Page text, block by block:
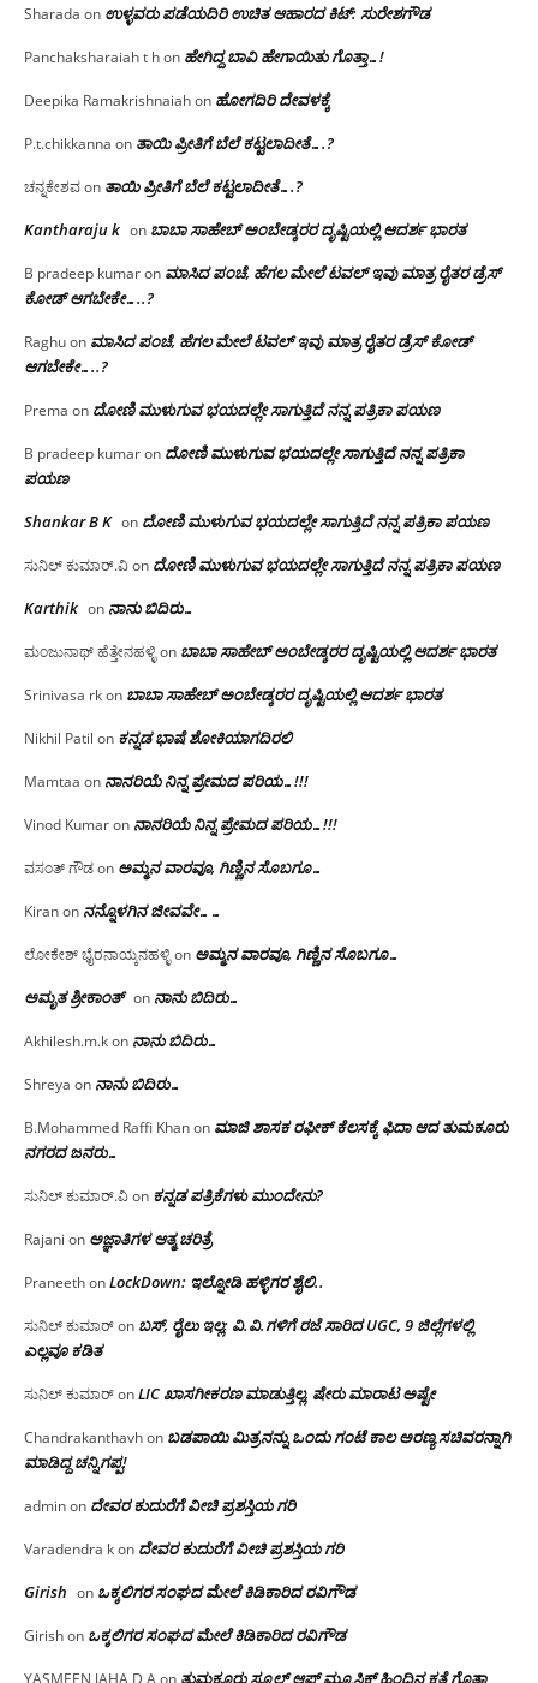
Sharada on ಉಳ್ಳವರು ಪಡೆಯದಿರಿ ಉಚಿತ ಆಹಾರದ ಕಿಟ್: ಸುರೇಶಗೌಡ
Panchaksharaiah t hon ಹೇಗಿದ್ದ ಬಾವಿ ಹೇಗಾಯಿತು ಗೊತ್ತಾ…!
Deepika Ramakrishnaiahon ಹೋಗದಿರಿ ದೇವಳಕ್ಕೆ
P.t.chikkanna on ತಾಯಿ ಪ್ರೀತಿಗೆ ಬೆಲೆ ಕಟ್ಟಲಾದೀತೆ….?
ಚನ್ನಕೇಶವon ತಾಯಿ ಪ್ರೀತಿಗೆ ಬೆಲೆ ಕಟ್ಟಲಾದೀತೆ….?
Kantharaju k on ಬಾಬಾ ಸಾಹೇಬ್ ಅಂಬೇಡ್ಕರರ ದೃಷ್ಟಿಯಲ್ಲಿ ಆದರ್ಶ ಭಾರತ
B pradeep kumaron ಮಾಸಿದ ಪಂಚೆ, ಹೆಗಲ ಮೇಲೆ ಟವಲ್‌ ಇವು ಮಾತ್ರ ರೈತರ ಡ್ರೆಸ್‌
ಕೋಡ್ ಆಗಬೇಕೇ…..?‌
Raghuon ಮಾಸಿದ ಪಂಚೆ, ಹೆಗಲ ಮೇಲೆ ಟವಲ್‌ ಇವು ಮಾತ್ರ ರೈತರ ಡ್ರೆಸ್‌ ಕೋಡ್
ಆಗಬೇಕೇ…..?‌
Prema on ದೋಣಿ ಮುಳುಗುವ ಭಯದಲ್ಲೇ ಸಾಗುತ್ತಿದೆ ನನ್ನ ಪತ್ರಿಕಾ ಪಯಣ
B pradeep kumaron ದೋಣಿ ಮುಳುಗುವ ಭಯದಲ್ಲೇ ಸಾಗುತ್ತಿದೆ ನನ್ನ ಪತ್ರಿಕಾ
ಪಯಣ
Shankar B K on ದೋಣಿ ಮುಳುಗುವ ಭಯದಲ್ಲೇ ಸಾಗುತ್ತಿದೆ ನನ್ನ ಪತ್ರಿಕಾ ಪಯಣ
ಸುನಿಲ್ ಕುಮಾರ್.ವಿon ದೋಣಿ ಮುಳುಗುವ ಭಯದಲ್ಲೇ ಸಾಗುತ್ತಿದೆ ನನ್ನ ಪತ್ರಿಕಾ ಪಯಣ
Karthik on ನಾನು ಬಿದಿರು…
ಮಂಜುನಾಥ್ ಹೆತ್ತೇನಹಳ್ಳಿon ಬಾಬಾ ಸಾಹೇಬ್ ಅಂಬೇಡ್ಕರರ ದೃಷ್ಟಿಯಲ್ಲಿ ಆದರ್ಶ ಭಾರತ
Srinivasa rkon ಬಾಬಾ ಸಾಹೇಬ್ ಅಂಬೇಡ್ಕರರ ದೃಷ್ಟಿಯಲ್ಲಿ ಆದರ್ಶ ಭಾರತ
Nikhil Patil on ಕನ್ನಡ ಭಾಷೆ ಶೋಕಿಯಾಗದಿರಲಿ
Mamtaa on ನಾನರಿಯೆ ನಿನ್ನ ಪ್ರೇಮದ ಪರಿಯ…!!!
Vinod Kumaron ನಾನರಿಯೆ ನಿನ್ನ ಪ್ರೇಮದ ಪರಿಯ…!!!
ವಸಂತ್ ಗೌಡon ಅಮ್ಮನ ವಾರವೂ, ಗಿಣ್ಣಿನ ಸೊಬಗೂ…
Kiranon ನನ್ನೊಳಗಿನ ಜೀವವೇ……
ಲೋಕೇಶ್ ಭೈರನಾಯ್ಕನಹಳ್ಳಿon ಅಮ್ಮನ ವಾರವೂ, ಗಿಣ್ಣಿನ ಸೊಬಗೂ…
ಅಮೃತ ಶ್ರೀಕಾಂತ್ on ನಾನು ಬಿದಿರು…
Akhilesh.m.kon ನಾನು ಬಿದಿರು…
Shreya on ನಾನು ಬಿದಿರು…
B.Mohammed Raffi Khanon ಮಾಜಿ ಶಾಸಕ ರಫೀಕ್ ಕೆಲಸಕ್ಕೆ ಫಿದಾ ಆದ ತುಮಕೂರು
ನಗರದ ಜನರು…
ಸುನಿಲ್ ಕುಮಾರ್.ವಿon ಕನ್ನಡ ಪತ್ರಿಕೆಗಳು ಮುಂದೇನು?
Rajani on ಅಜ್ಞಾತಿಗಳ ಆತ್ಮ ಚರಿತ್ರೆ
PraneethonLockDown: ಇಲ್ನೋಡಿ ಹಳ್ಳಿಗರ ಶೈಲಿ..
ಸುನಿಲ್ ಕುಮಾರ್on ಬಸ್, ರೈಲು ಇಲ್ಲ; ವಿ.ವಿ.ಗಳಿಗೆ ರಜೆ ಸಾರಿದ UGC, 9 ಜಿಲ್ಲೆಗಳಲ್ಲಿ
ಎಲ್ಲವೂ ಕಡಿತ
ಸುನಿಲ್ ಕುಮಾರ್onLIC ಖಾಸಗೀಕರಣ ಮಾಡುತ್ತಿಲ್ಲ, ಷೇರು ಮಾರಾಟ ಅಷ್ಟೇ
Chandrakanthavhon ಬಡಪಾಯಿ ಮಿತ್ರನನ್ನು ಒಂದು ಗಂಟೆ ಕಾಲ ಅರಣ್ಯ ಸಚಿವರನ್ನಾಗಿ
ಮಾಡಿದ್ದ ಚನ್ನಿಗಪ್ಪ!
adminon ದೇವರ ಕುದುರೆಗೆ ವೀಚಿ ಪ್ರಶಸ್ತಿಯ ಗರಿ
Varadendra kon ದೇವರ ಕುದುರೆಗೆ ವೀಚಿ ಪ್ರಶಸ್ತಿಯ ಗರಿ
Girish on ಒಕ್ಕಲಿಗರ ಸಂಘದ ಮೇಲೆ ಕಿಡಿಕಾರಿದ ರವಿಗೌಡ
Girishon ಒಕ್ಕಲಿಗರ ಸಂಘದ ಮೇಲೆ ಕಿಡಿಕಾರಿದ ರವಿಗೌಡ
YASMEEN JAHA D A on ತುಮಕೂರು ಸ್ಕೂಲ್ ಆಫ್ ಮ್ಯೂಸಿಕ್ ಹಿಂದಿನ ಕತೆ ಗೊತ್ತಾ